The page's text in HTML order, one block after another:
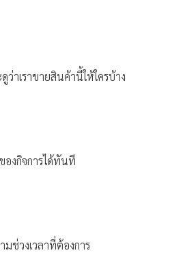
าเราขายสินค้านี้ให้ใครบ้าง
องกิจการได้ทันที
มช่วงเวลาที่ต้องการ